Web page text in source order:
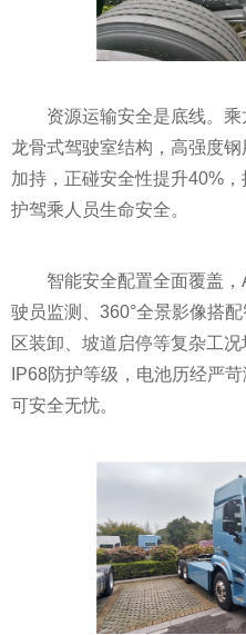
资源运输安全是底线。
龙骨式驾驶室结构，高强度
加持，正碰安全性提升40%
护驾乘人员生命安全。
智能安全配置全面覆盖
驶员监测、360°全景影像搭
区装卸、坡道启停等复杂工
IP68防护等级，电池历经严
可安全无忧。